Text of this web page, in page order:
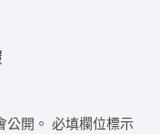
開。 必填欄位標示